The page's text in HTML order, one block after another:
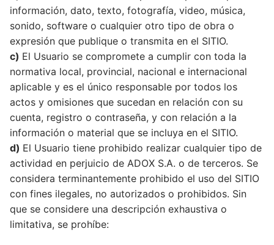
información, dato, texto, fotografía, video, música,
sonido, software o cualquier otro tipo de obra o
expresión que publique o transmita en el SITIO.
c) El Usuario se compromete a cumplir con toda la
normativa local, provincial, nacional e internacional
aplicable y es el único responsable por todos los
actos y omisiones que sucedan en relación con su
cuenta, registro o contraseña, y con relación a la
información o material que se incluya en el SITIO.
d) El Usuario tiene prohibido realizar cualquier tipo de
actividad en perjuicio de ADOX S.A. o de terceros. Se
considera terminantemente prohibido el uso del SITIO
con fines ilegales, no autorizados o prohibidos. Sin
que se considere una descripción exhaustiva o
limitativa, se prohíbe: